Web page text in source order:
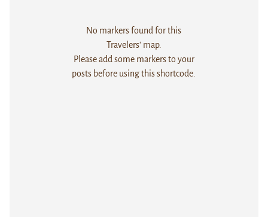
No markers found for this
Travelers' map.
Please add some markers to your
posts before using this shortcode.